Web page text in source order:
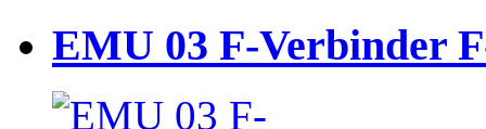
EMU 03 F-Verbinder